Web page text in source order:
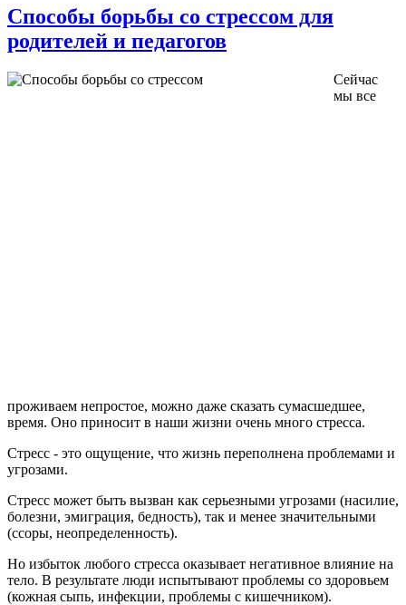
Способы борьбы со стрессом для
родителей и педагогов
Сейчас
мы все
проживаем непростое, можно даже сказать сумасшедшее,
время. Оно приносит в наши жизни очень много стресса.
Стресс - это ощущение, что жизнь переполнена проблемами и
угрозами.
Стресс может быть вызван как серьезными угрозами (насилие,
болезни, эмиграция, бедность), так и менее значительными
(ссоры, неопределенность).
Но избыток любого стресса оказывает негативное влияние на
тело. В результате люди испытывают проблемы со здоровьем
(кожная сыпь, инфекции, проблемы с кишечником).